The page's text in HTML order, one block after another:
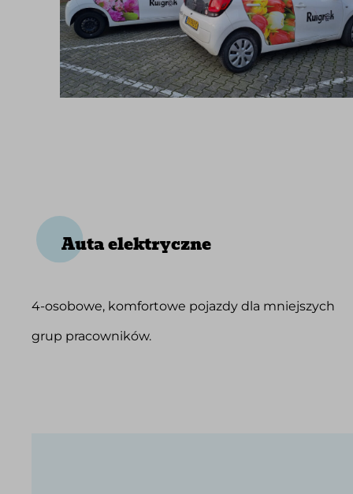
Auta elektryczne
4-osobowe, komfortowe pojazdy dla mniejszych
grup pracowników.